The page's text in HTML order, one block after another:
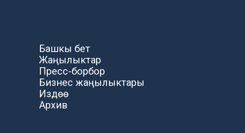
Башкы бет
Жаңылыктар
Пресс-борбор
Бизнес жаңылыктары
Издөө
Архив